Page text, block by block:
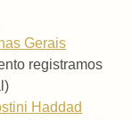
Gerais
registramos
Haddad